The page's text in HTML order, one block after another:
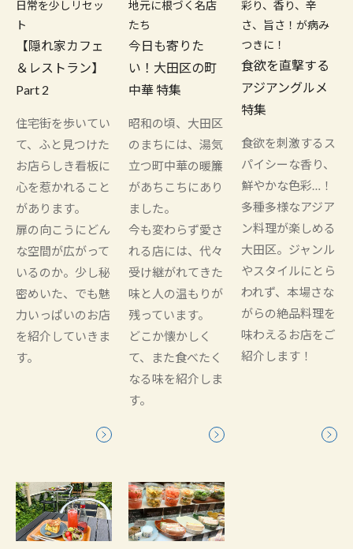
日常を少しリセッ
ト
【隠れ家カフェ
＆レストラン】
Part 2
住宅街を歩いてい
て、ふと見つけた
お店らしき看板に
心を惹かれること
があります。
扉の向こうにどん
な空間が広がって
いるのか。少し秘
密めいた、でも魅
力いっぱいのお店
を紹介していきま
す。
地元に根づく名店
たち
今日も寄りた
い！大田区の町
中華 特集
昭和の頃、大田区
のまちには、湯気
立つ町中華の暖簾
があちこちにあり
ました。
今も変わらず愛さ
れる店には、代々
受け継がれてきた
味と人の温もりが
残っています。
どこか懐かしく
て、また食べたく
なる味を紹介しま
す。
彩り、香り、辛
さ、旨さ！が病み
つきに！
食欲を直撃する
アジアングルメ
特集
食欲を刺激するス
パイシーな香り、
鮮やかな色彩…！
多種多様なアジア
ン料理が楽しめる
大田区。ジャンル
やスタイルにとら
われず、本場さな
がらの絶品料理を
味わえるお店をご
紹介します！